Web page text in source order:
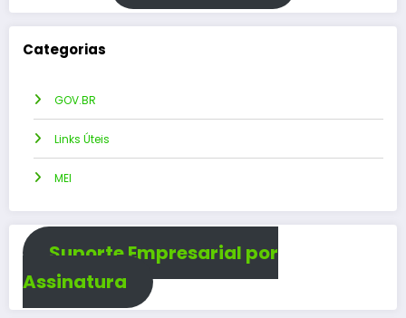
Categorias
GOV.BR
Links Úteis
MEI
Suporte Empresarial por
Assinatura